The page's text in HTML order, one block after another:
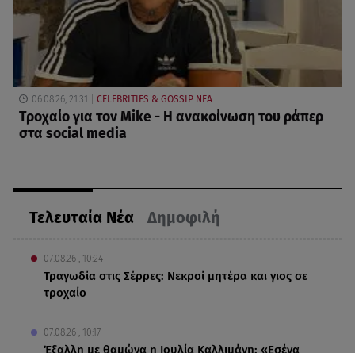
Τελευταία Νέα Δημοφιλή
07.08.26 , 10:24
Τραγωδία στις Σέρρες: Νεκροί μητέρα και γιος σε
τροχαίο
07.08.26 , 10:17
Έξαλλη με θαμώνα η Ιουλία Καλλιμάνη: «Εσένα
06.08.26, 21:31 CELEBRITIES & GOSSIP ΝΕΑ
Τροχαίο για τον Mike - Η ανακοίνωση του ράπερ
στα social media